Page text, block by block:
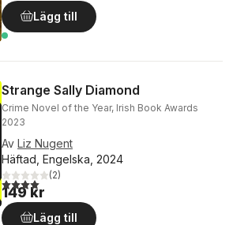
Lägg till
Strange Sally Diamond
Crime Novel of the Year, Irish Book Awards
2023
Av Liz Nugent
Häftad, Engelska, 2024
4,0utav 5 stjärnor. Totalt antal röster:
(2)
149 kr
Lägg till